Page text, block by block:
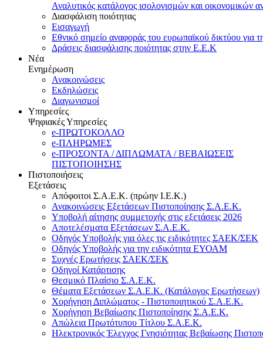
Αναλυτικός κατάλογος ισολογισμών και οικονομικών
Διασφάλιση ποιότητας
Εισαγωγή
Εθνικό σημείο αναφοράς του ευρωπαϊκού δικτύου για
Δράσεις διασφάλισης ποιότητας στην Ε.Ε.Κ
Νέα
Ενημέρωση
Ανακοινώσεις
Εκδηλώσεις
Διαγωνισμοί
Υπηρεσίες
Ψηφιακές Υπηρεσίες
e-ΠΡΩΤΟΚΟΛΛΟ
e-ΠΛΗΡΩΜΕΣ
e-ΠΡΟΣΟΝΤΑ / ΔΙΠΛΩΜΑΤΑ / ΒΕΒΑΙΩΣΕΙΣ
ΠΙΣΤΟΠΟΙΗΣΗΣ
Πιστοποιήσεις
Εξετάσεις
Απόφοιτοι Σ.Α.Ε.Κ. (πρώην Ι.Ε.Κ.)
Ανακοινώσεις Εξετάσεων Πιστοποίησης Σ.Α.Ε.Κ.
Υποβολή αίτησης συμμετοχής στις εξετάσεις 2026
Αποτελέσματα Εξετάσεων Σ.Α.Ε.Κ.
Οδηγός Υποβολής για όλες τις ειδικότητες ΣΑΕΚ/ΣΕΚ
Οδηγός Υποβολής για την ειδικότητα ΕΥΟΑΜ
Συχνές Ερωτήσεις ΣΑΕΚ/ΣΕΚ
Οδηγοί Κατάρτισης
Θεσμικό Πλαίσιο Σ.Α.Ε.Κ.
Θέματα Εξετάσεων Σ.Α.Ε.Κ. (Κατάλογος Ερωτήσεων)
Χορήγηση Διπλώματος - Πιστοποιητικού Σ.Α.Ε.Κ.
Χορήγηση Βεβαίωσης Πιστοποίησης Σ.Α.Ε.Κ.
Απώλεια Πρωτότυπου Τίτλου Σ.Α.Ε.Κ.
Ηλεκτρονικός Έλεγχος Γνησιότητας Βεβαίωσης